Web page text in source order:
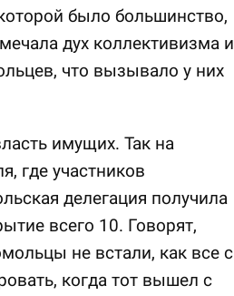
было большинство,
дух коллективизма и
что вызывало у них
имущих. Так на
где участников
делегация получила
всего 10. Говорят,
не встали, как все с
когда тот вышел с